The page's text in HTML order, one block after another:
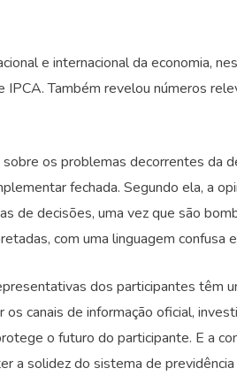
e internacional da economia,
IPCA. Também revelou números
os problemas decorrentes da
fechada. Segundo ela, a
de decisões, uma vez que são
com uma linguagem confusa
dos participantes têm
canais de informação oficial,
o futuro do participante. E a
a solidez do sistema de